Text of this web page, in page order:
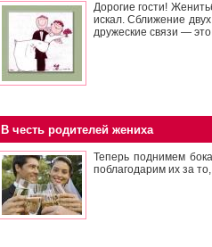
Дорогие гости!
искал. Сближение
дружеские связи —
В честь родителей жениха
Теперь поднимем
поблагодарим их за